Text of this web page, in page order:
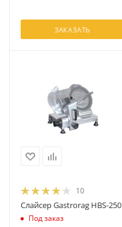
ЗАКАЗАТЬ
10
Слайсер Gastrorag HBS-250
Под заказ